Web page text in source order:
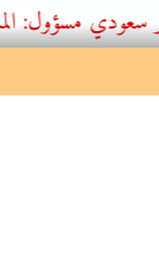
المملكة